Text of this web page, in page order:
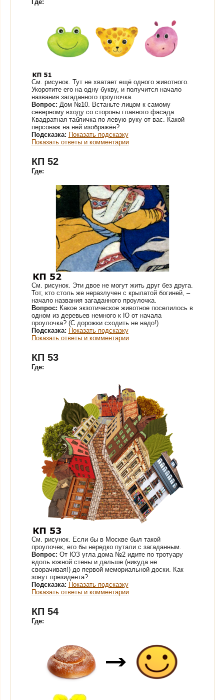
Где:
См. рисунок. Тут не хватает ещё одного животного.
Укоротите его на одну букву, и получится начало
названия загаданного проулочка.
Вопрос: Дом №10. Встаньте лицом к самому
северному входу со стороны главного фасада.
Квадратная табличка по левую руку от вас. Какой
персонаж на ней изображён?
Подсказка: Показать подсказку
Показать ответы и комментарии
КП 52
Где:
См. рисунок. Эти двое не могут жить друг без друга.
Тот, кто столь же неразлучен с крылатой богиней, –
начало названия загаданного проулочка.
Вопрос: Какое экзотическое животное поселилось в
одном из деревьев немного к Ю от начала
проулочка? (С дорожки сходить не надо!)
Подсказка: Показать подсказку
Показать ответы и комментарии
КП 53
Где:
См. рисунок. Если бы в Москве был такой
проулочек, его бы нередко путали с загаданным.
Вопрос: От ЮЗ угла дома №2 идите по тротуару
вдоль южной стены и дальше (никуда не
сворачивая!) до первой мемориальной доски. Как
зовут президента?
Подсказка: Показать подсказку
Показать ответы и комментарии
КП 54
Где: